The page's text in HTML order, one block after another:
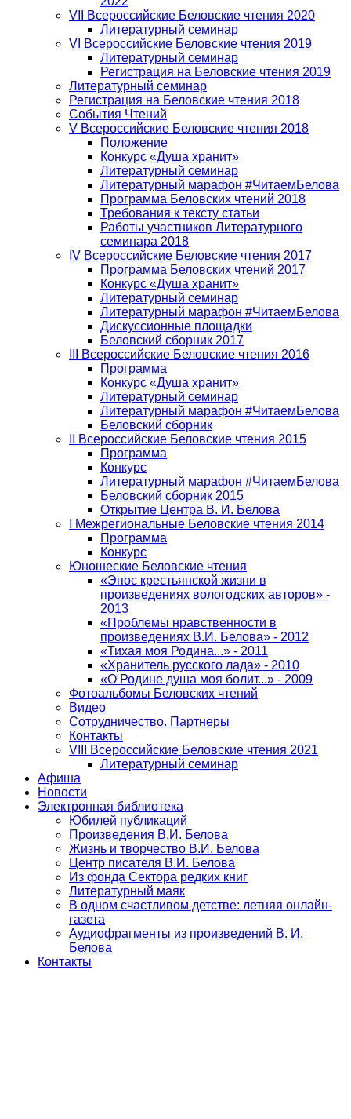
VII Всероссийские Беловские чтения 2020
Литературный семинар
VI Всероссийские Беловские чтения 2019
Литературный семинар
Регистрация на Беловские чтения 2019
Литературный семинар
Регистрация на Беловские чтения 2018
События Чтений
V Всероссийские Беловские чтения 2018
Положение
Конкурс «Душа хранит»
Литературный семинар
Литературный марафон #ЧитаемБелова
Программа Беловских чтений 2018
Требования к тексту статьи
Работы участников Литературного
семинара 2018
IV Всероссийские Беловские чтения 2017
Программа Беловских чтений 2017
Конкурс «Душа хранит»
Литературный семинар
Литературный марафон #ЧитаемБелова
Дискуссионные площадки
Беловский сборник 2017
III Всероссийские Беловские чтения 2016
Программа
Конкурс «Душа хранит»
Литературный семинар
Литературный марафон #ЧитаемБелова
Беловский сборник
II Всероссийские Беловские чтения 2015
Программа
Конкурс
Литературный марафон #ЧитаемБелова
Беловский сборник 2015
Открытие Центра В. И. Белова
I Межрегиональные Беловские чтения 2014
Программа
Конкурс
Юношеские Беловские чтения
«Эпос крестьянской жизни в
произведениях вологодских авторов» -
2013
«Проблемы нравственности в
произведениях В.И. Белова» - 2012
«Тихая моя Родина...» - 2011
«Хранитель русского лада» - 2010
«О Родине душа моя болит...» - 2009
Фотоальбомы Беловских чтений
Видео
Сотрудничество. Партнеры
Контакты
VIII Всероссийские Беловские чтения 2021
Литературный семинар
Афиша
Новости
Электронная библиотека
Юбилей публикаций
Произведения В.И. Белова
Жизнь и творчество В.И. Белова
Центр писателя В.И. Белова
Из фонда Сектора редких книг
Литературный маяк
В одном счастливом детстве: летняя онлайн-
газета
Аудиофрагменты из произведений В. И.
Белова
Контакты